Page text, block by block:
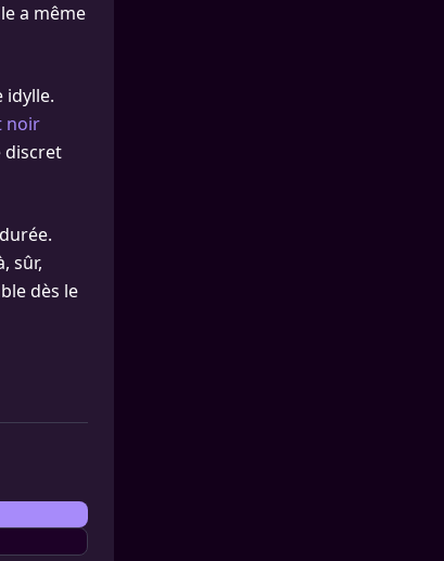
a même
idylle.
noir
discret
sûr,
dès le